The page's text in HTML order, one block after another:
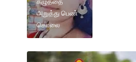
அறுத்து பெண்
கொலை